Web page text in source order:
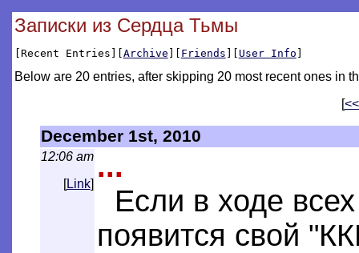
Записки из Сердца Тьмы
[Recent Entries][Archive ][ Friends ][ User Info ]
Below are 20 entries, after skipping 20 most recent ones in
[
December 1st, 2010
12:06 am
[Link]
...
Если в ходе
появится свой